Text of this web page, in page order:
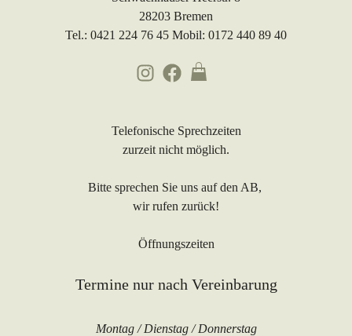
28203 Bremen
Tel.: 0421 224 76 45 Mobil: 0172 440 89 40
Telefonische Sprechzeiten
zurzeit nicht möglich.
Bitte sprechen Sie uns auf den AB,
wir rufen zurück!
Öffnungszeiten
Termine nur nach Vereinbarung
Montag / Dienstag / Donnerstag